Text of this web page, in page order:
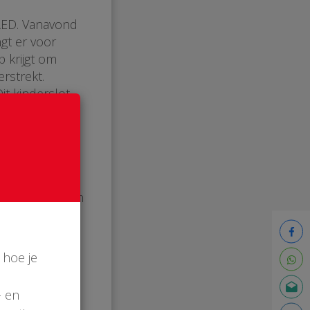
Vanavond
er voor
krijgt om
kinderslot
en jonger
en/of
Daar
met daarin
hopen dat
je
en